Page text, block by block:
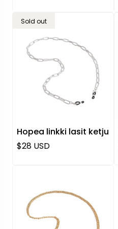
Sold out
Hopea linkki lasit ketju
Normaali hinta
$28 USD